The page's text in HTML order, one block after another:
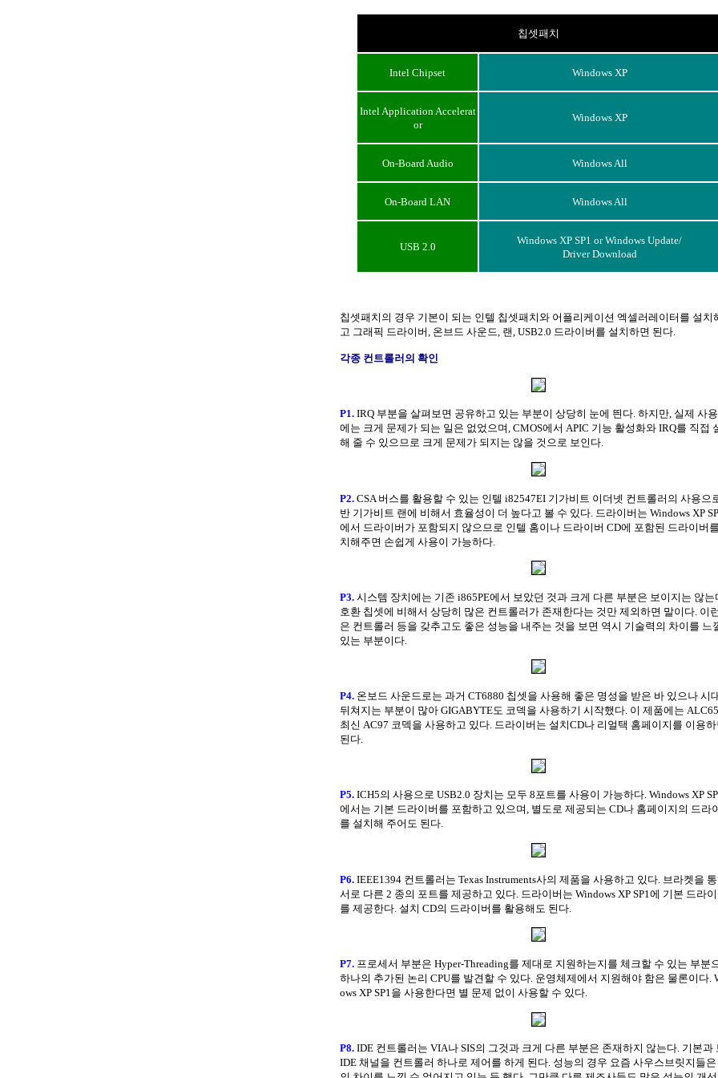
칩셋패치
Intel Chipset Windows XP
Intel Application Accelerat
or
Windows XP
On-Board Audio Windows All
On-Board LAN Windows All
USB 2.0
Windows XP SP1 or Windows Update/
Driver Download
칩셋패치의 경우 기본이 되는 인텔 칩셋패치와 어플리케이션 엑셀러레이터를 설치
고 그래픽 드라이버, 온브드 사운드, 랜, USB2.0 드라이버를 설치하면 된다.
각종 컨트롤러의 확인
P1. IRQ 부분을 살펴보면 공유하고 있는 부분이 상당히 눈에 띈다. 하지만, 실제 사
에는 크게 문제가 되는 일은 없었으며, CMOS에서 APIC 기능 활성화와 IRQ를 직접
해 줄 수 있으므로 크게 문제가 되지는 않을 것으로 보인다.
P2. CSA 버스를 활용할 수 있는 인텔 i82547EI 기가비트 이더넷 컨트롤러의 사용으
반 기가비트 랜에 비해서 효율성이 더 높다고 볼 수 있다. 드라이버는 Windows XP
에서 드라이버가 포함되지 않으므로 인텔 홈이나 드라이버 CD에 포함된 드라이버
치해주면 손쉽게 사용이 가능하다.
P3. 시스템 장치에는 기존 i865PE에서 보았던 것과 크게 다른 부분은 보이지는 않는
호환 칩셋에 비해서 상당히 많은 컨트롤러가 존재한다는 것만 제외하면 말이다. 이
은 컨트롤러 등을 갖추고도 좋은 성능을 내주는 것을 보면 역시 기술력의 차이를 느
있는 부분이다.
P4. 온보드 사운드로는 과거 CT6880 칩셋을 사용해 좋은 명성을 받은 바 있으나 시
뒤쳐지는 부분이 많아 GIGABYTE도 코덱을 사용하기 시작했다. 이 제품에는
최신 AC97 코덱을 사용하고 있다. 드라이버는 설치CD나 리얼택 홈페이지를 이용
된다.
P5. ICH5의 사용으로 USB2.0 장치는 모두 8포트를 사용이 가능하다. Windows XP
에서는 기본 드라이버를 포함하고 있으며, 별도로 제공되는 CD나 홈페이지의 드라
를 설치해 주어도 된다.
P6. IEEE1394 컨트롤러는 Texas Instruments사의 제품을 사용하고 있다. 브라켓을
서로 다른 2 종의 포트를 제공하고 있다. 드라이버는 Windows XP SP1에 기본 드라
를 제공한다. 설치 CD의 드라이버를 활용해도 된다.
P7. 프로세서 부분은 Hyper-Threading를 제대로 지원하는지를 체크할 수 있는 부분
하나의 추가된 논리 CPU를 발견할 수 있다. 운영체제에서 지원해야 함은 물론이다.
ows XP SP1을 사용한다면 별 문제 없이 사용할 수 있다.
P8. IDE 컨트롤러는 VIA나 SIS의 그것과 크게 다른 부분은 존재하지 않는다. 기본과
IDE 채널을 컨트롤러 하나로 제어를 하게 된다. 성능의 경우 요즘 사우스브릿지들